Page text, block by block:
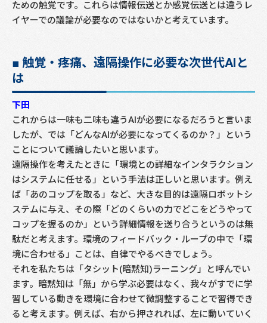
ための触覚です。これらは情報伝送とか感覚伝送とは違うレ
イヤーでの議論が必要なのではないかと考えています。
■ 触覚・疼痛、遠隔操作に必要な次世代AIと
は
下田
これからは一味も二味も違うAIが必要になるだろうと言いま
したが、では「どんなAIが必要になってくるのか？」という
ことについて議論したいと思います。
遠隔操作を考えたときに「環境との詳細なインタラクション
はシステムに任せる」という手法は正しいと思います。例え
ば「あのコップを取る」など、大きな目的は遠隔ロボットシ
ステムに与え、その際「どのくらいの力でどこをどうやって
コップを握るのか」という詳細情報を送り合うというのは無
駄だと考えます。環境のフィードバック・ループの中で「環
境に合わせる」ことは、自律でやるべきでしょう。
それを私たちは「タシット(暗黙知)ラーニング」と呼んでい
ます。暗黙知は「無」から学ぶ必要はなく、我々がすでに学
習している動きを環境に合わせて微調整することで習得でき
ると考えます。例えば、右から押されれば、左に動いていく